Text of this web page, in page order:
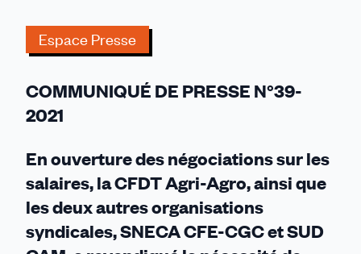
de
!
Espace Presse
COMMUNIQUÉ DE PRESSE N°39-
2021
En ouverture des négociations sur les
salaires, la CFDT Agri-Agro, ainsi que
les deux autres organisations
syndicales, SNECA CFE-CGC et SUD